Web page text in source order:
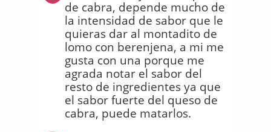
de cabra, depende mucho de
la intensidad de sabor que le
quieras dar al montadito de
lomo con berenjena, a mi me
gusta con una porque me
agrada notar el sabor del
resto de ingredientes ya que
el sabor fuerte del queso de
cabra, puede matarlos.